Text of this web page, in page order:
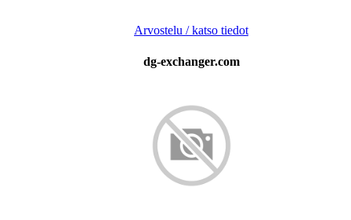
Arvostelu / katso tiedot
dg-exchanger.com